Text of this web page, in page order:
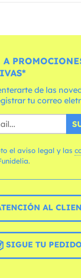
A
de las
tu correo
el aviso legal y las
AL
SIGUE TU